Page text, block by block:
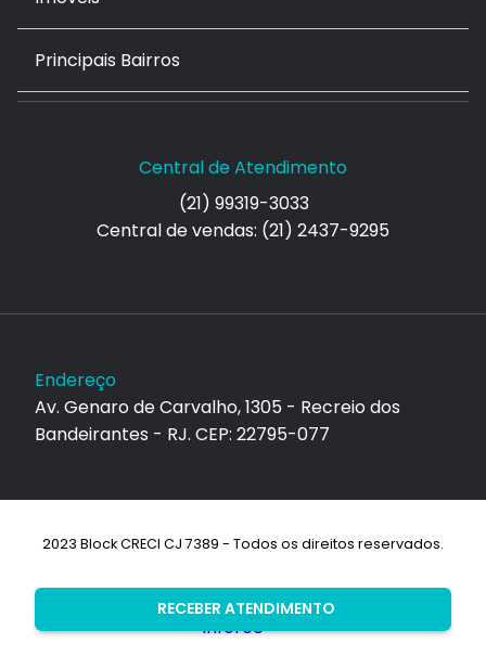
RECEBER ATENDIMENTO
Principais Bairros
Central de Atendimento
(21) 99319-3033
Central de vendas: (21) 2437-9295
Endereço
Av. Genaro de Carvalho, 1305 - Recreio dos
Bandeirantes - RJ. CEP: 22795-077
2023 Block CRECI CJ 7389 - Todos os direitos reservados.